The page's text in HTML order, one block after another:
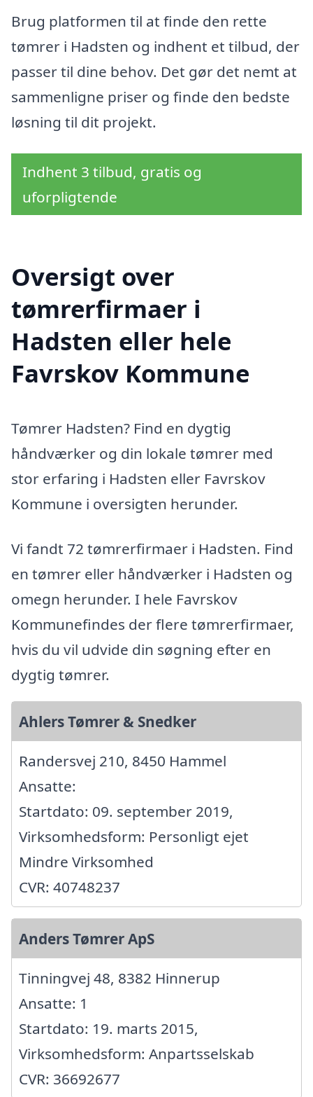
Brug platformen til at finde den rette
tømrer i Hadsten og indhent et tilbud, der
passer til dine behov. Det gør det nemt at
sammenligne priser og finde den bedste
løsning til dit projekt.
Indhent 3 tilbud, gratis og
uforpligtende
Oversigt over
tømrerfirmaer i
Hadsten eller hele
Favrskov Kommune
Tømrer Hadsten? Find en dygtig
håndværker og din lokale tømrer med
stor erfaring i Hadsten eller Favrskov
Kommune i oversigten herunder.
Vi fandt 72 tømrerfirmaer i Hadsten. Find
en tømrer eller håndværker i Hadsten og
omegn herunder. I hele Favrskov
Kommunefindes der flere tømrerfirmaer,
hvis du vil udvide din søgning efter en
dygtig tømrer.
Ahlers Tømrer & Snedker
Randersvej 210, 8450 Hammel
Ansatte:
Startdato: 09. september 2019,
Virksomhedsform: Personligt ejet
Mindre Virksomhed
CVR: 40748237
Anders Tømrer ApS
Tinningvej 48, 8382 Hinnerup
Ansatte: 1
Startdato: 19. marts 2015,
Virksomhedsform: Anpartsselskab
CVR: 36692677